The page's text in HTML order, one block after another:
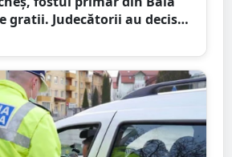
gratii. Judecătorii au decis